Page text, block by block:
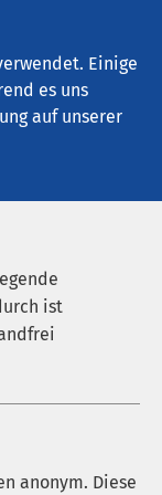
Einige
es uns
auf unserer
ist
anonym. Diese
hat
6 Abs. 1 und 2
und